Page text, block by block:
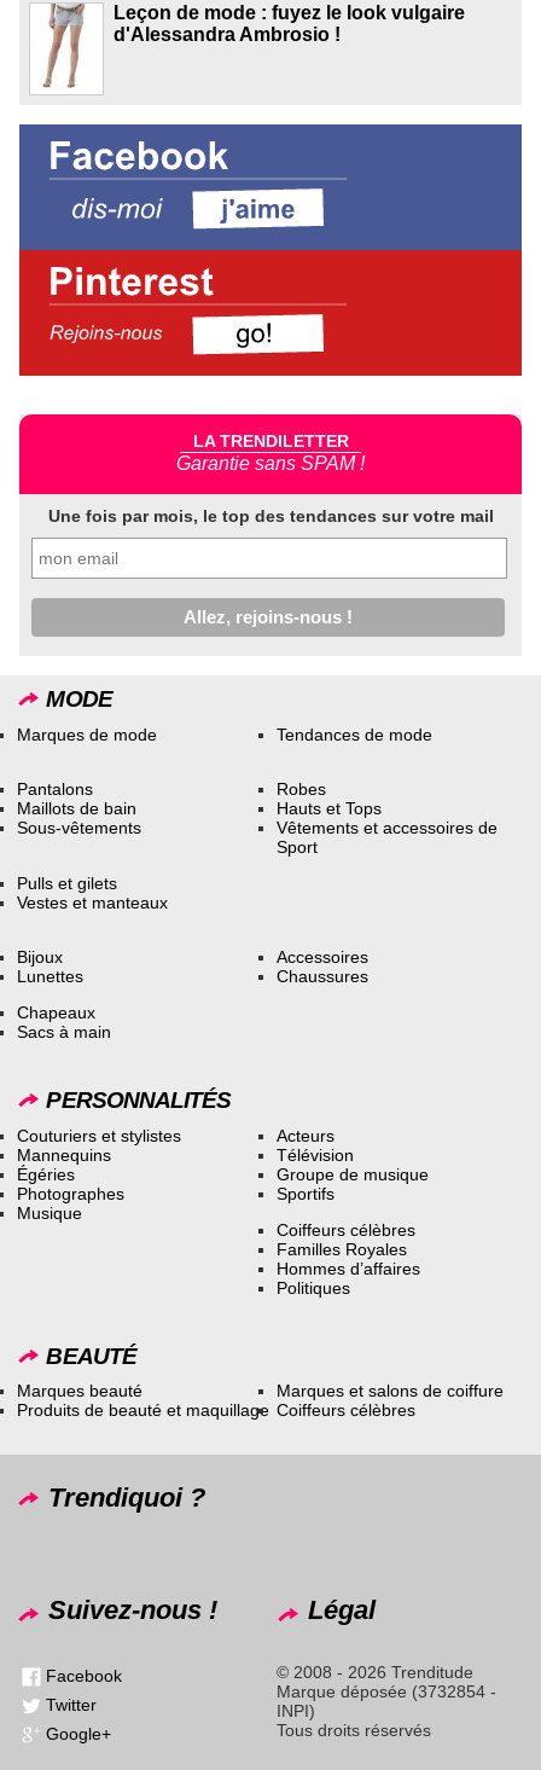
Leçon de mode : fuyez le look vulgaire
d'Alessandra Ambrosio !
LA TRENDILETTER
Garantie sans SPAM !
Une fois par mois, le top des tendances sur votre mail
MODE
Marques de mode Tendances de mode
Pantalons
Maillots de bain
Sous-vêtements
Robes
Hauts et Tops
Vêtements et accessoires de
Sport
Pulls et gilets
Vestes et manteaux
Bijoux
Lunettes
Accessoires
Chaussures
Chapeaux
Sacs à main
PERSONNALITÉS
Couturiers et stylistes
Mannequins
Égéries
Photographes
Musique
Acteurs
Télévision
Groupe de musique
Sportifs
Coiffeurs célèbres
Familles Royales
Hommes d’affaires
Politiques
BEAUTÉ
Marques beauté
Produits de beauté et maquillage
Marques et salons de coiffure
Coiffeurs célèbres
Trendiquoi ?
Suivez-nous !
Facebook
Twitter
Google+
Légal
© 2008 - 2026 Trenditude
Marque déposée (3732854 -
INPI)
Tous droits réservés